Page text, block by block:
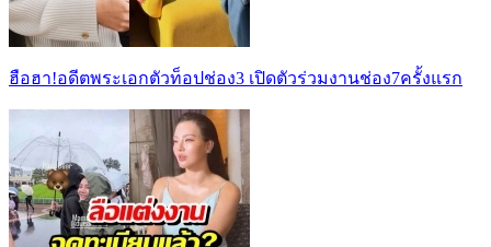
ฮือฮา!อดีตพระเอกตัวท็อปช่อง3 เปิดตัวร่วมงานช่อง7ครั้งแรก